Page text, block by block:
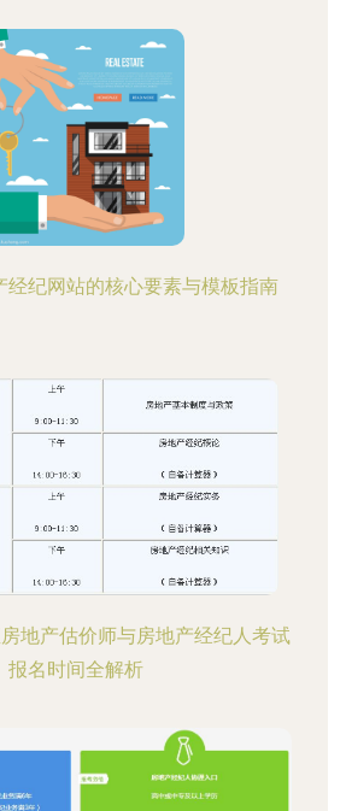
经纪网站的核心要素与模板指南
地产估价师与房地产经纪人考试
报名时间全解析